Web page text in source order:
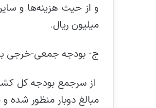
میلیون ریال.
ج- بودجه جمعی-خرجی بالغ بر ۲۹ میلیارد و ۲۷۷ میلیون و ۹۳۵ هزار و
مبالغ دوبار منظور